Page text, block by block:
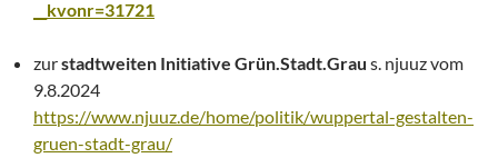
__kvonr=31721
zurstadtweiten Initiative Grün.Stadt.Grau s. njuuz vom
9.8.2024
https://www.njuuz.de/home/politik/wuppertal-gestalten-
gruen-stadt-grau/